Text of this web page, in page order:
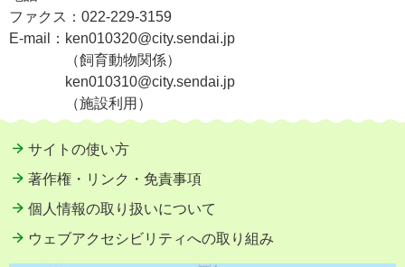
ファクス： 022-229-3159
E-mail： ken010320@city.sendai.jp
（飼育動物関係）
ken010310@city.sendai.jp
（施設利用）
サイトの使い方
著作権・リンク・免責事項
個人情報の取り扱いについて
ウェブアクセシビリティへの取り組み